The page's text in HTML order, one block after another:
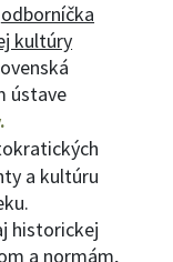
odborníčka
kultúry
ústave
a kultúru
historickej
a normám,